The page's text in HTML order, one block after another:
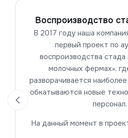
Воспроизводство
В 2017 году наша
первый проект по
воспроизводства
молочных фермах»,
разворачивается
обкатываются новые
персонал.
На данный момент в